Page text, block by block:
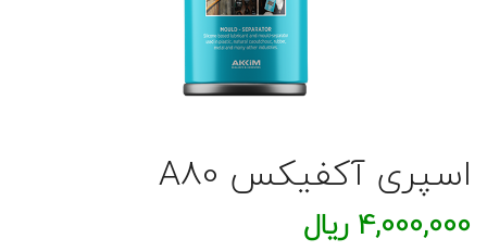
اسپری آکفیکس A80
4,000,000 ریال